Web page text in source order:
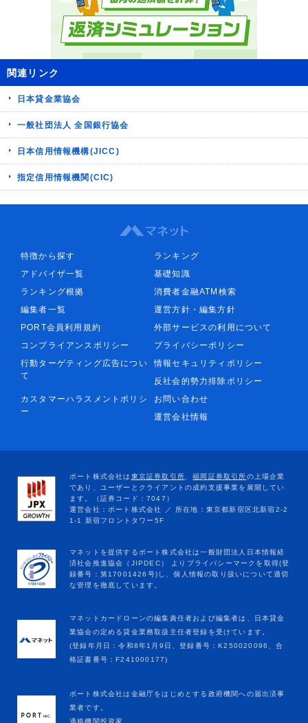
関連リンク
日本貸金業協会
一般社団法人 全国銀行協会
日本信用情報機構(JICC)
指定信用情報機関(CIC)
特徴から探す
ランキング
アドバイザ一覧
基礎知識
ランキング根拠
消費者金融ATM検索
編集者一覧
運営方針・編集方針
PORT会員利用規約
外部サービスの利用について
コンプライアンスポリシー
プライバシーポリシー
行動ターゲティング広告につい
て
情報セキュリティポリシー
反社会的勢力排除ポリシー
カスタマーハラスメントポリシ
ー
お問い合わせ
運営会社情報
マネットカードローンの編集責任者および編集者は、日本貸金
業協会の定める貸金業務取扱主任者登録を受けています。
(登録年月日：令和8年1月9日、登録番号：K250020096、合
格証書番号：F241000177)
ポート株式会社は金融庁をはじめとする政府機関への届出済事
業者です。
適格機関投資家